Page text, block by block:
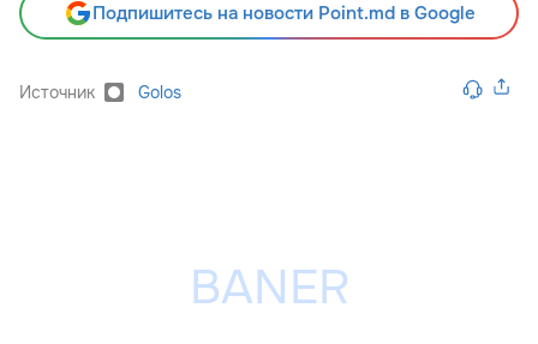
Подпишитесь на новости Point.md в Google
Источник Golos